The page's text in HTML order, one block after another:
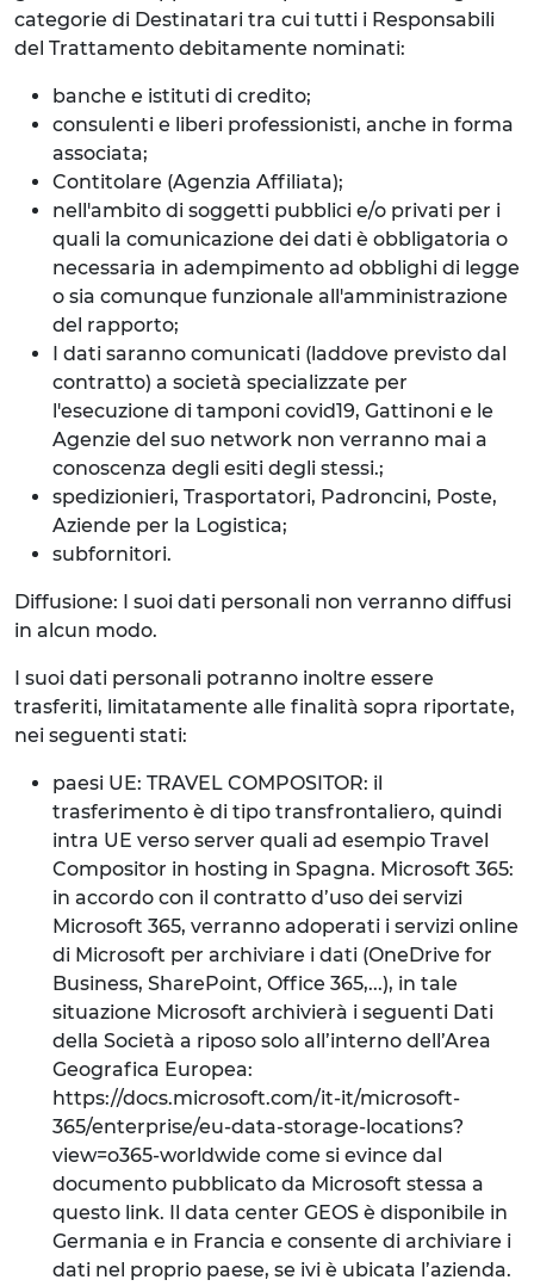
categorie di Destinatari tra cui tutti i Responsabili
del Trattamento debitamente nominati:
banche e istituti di credito;
consulenti e liberi professionisti, anche in forma
associata;
Contitolare (Agenzia Affiliata);
nell'ambito di soggetti pubblici e/o privati per i
quali la comunicazione dei dati è obbligatoria o
necessaria in adempimento ad obblighi di legge
o sia comunque funzionale all'amministrazione
del rapporto;
I dati saranno comunicati (laddove previsto dal
contratto) a società specializzate per
l'esecuzione di tamponi covid19, Gattinoni e le
Agenzie del suo network non verranno mai a
conoscenza degli esiti degli stessi.;
spedizionieri, Trasportatori, Padroncini, Poste,
Aziende per la Logistica;
subfornitori.
Diffusione: I suoi dati personali non verranno diffusi
in alcun modo.
I suoi dati personali potranno inoltre essere
trasferiti, limitatamente alle finalità sopra riportate,
nei seguenti stati:
paesi UE: TRAVEL COMPOSITOR: il
trasferimento è di tipo transfrontaliero, quindi
intra UE verso server quali ad esempio Travel
Compositor in hosting in Spagna. Microsoft 365:
in accordo con il contratto d’uso dei servizi
Microsoft 365, verranno adoperati i servizi online
di Microsoft per archiviare i dati (OneDrive for
Business, SharePoint, Office 365,...), in tale
situazione Microsoft archivierà i seguenti Dati
della Società a riposo solo all’interno dell’Area
Geografica Europea:
https://docs.microsoft.com/it-it/microsoft-
365/enterprise/eu-data-storage-locations?
view=o365-worldwide come si evince dal
documento pubblicato da Microsoft stessa a
questo link. Il data center GEOS è disponibile in
Germania e in Francia e consente di archiviare i
dati nel proprio paese, se ivi è ubicata l’azienda.